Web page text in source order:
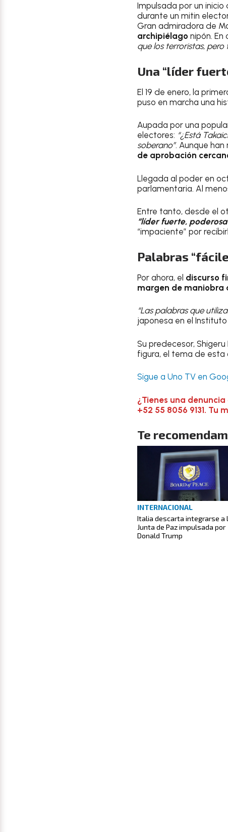
Impulsada por un
durante un mitin
Gran admiradora de
archipiélago nipón. En
que los terroristas,
Una “líder
El 19 de enero, la
puso en marcha una
Aupada por una
electores: “¿Está
soberano”. Aunque
de aprobación
Llegada al poder en
parlamentaria. Al
Entre tanto, desde el
“líder fuerte,
“impaciente” por
Palabras
Por ahora, el discurso
margen de maniobra
“Las palabras que
japonesa en el Instituto
Su predecesor, Shigeru
figura, el tema de esta
Sigue a Uno TV en
¿Tienes una
+52 55 8056 9131. Tu
Te
INTERNACIONAL
Italia descarta integrarse a
Junta de Paz impulsada por
Donald Trump